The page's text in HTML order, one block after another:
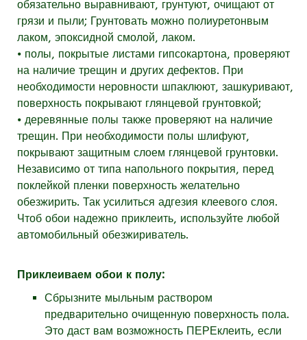
обязательно выравнивают, грунтуют, очищают от
грязи и пыли; Грунтовать можно полиуретонвым
лаком, эпоксидной смолой, лаком.
⦁ полы, покрытые листами гипсокартона, проверяют
на наличие трещин и других дефектов. При
необходимости неровности шпаклюют, зашкуривают,
поверхность покрывают глянцевой грунтовкой;
⦁ деревянные полы также проверяют на наличие
трещин. При необходимости полы шлифуют,
покрывают защитным слоем глянцевой грунтовки.
Независимо от типа напольного покрытия, перед
поклейкой пленки поверхность желательно
обезжирить. Так усилиться адгезия клеевого слоя.
Чтоб обои надежно приклеить, используйте любой
автомобильный обезжириватель.
Приклеиваем обои к полу:
Сбрызните мыльным раствором
предварительно очищенную поверхность пола.
Это даст вам возможность ПЕРЕклеить, если